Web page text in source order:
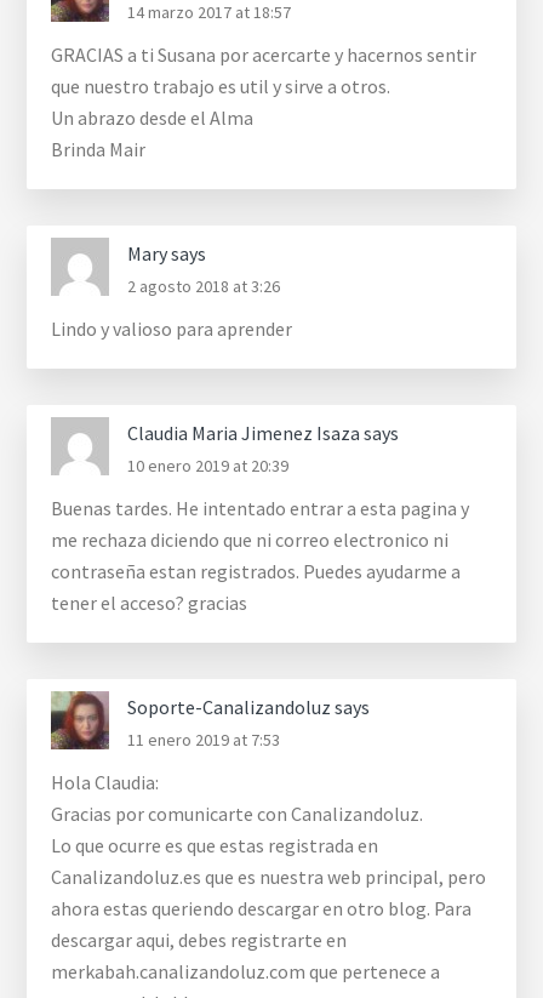
14 marzo 2017 at 18:57
GRACIAS a ti Susana por acercarte y hacernos sentir
que nuestro trabajo es util y sirve a otros.
Un abrazo desde el Alma
Brinda Mair
Marysays
2 agosto 2018 at 3:26
Lindo y valioso para aprender
Claudia Maria Jimenez Isaza says
10 enero 2019 at 20:39
Buenas tardes. He intentado entrar a esta pagina y
me rechaza diciendo que ni correo electronico ni
contraseña estan registrados. Puedes ayudarme a
tener el acceso? gracias
Soporte-Canalizandoluz says
11 enero 2019 at 7:53
Hola Claudia:
Gracias por comunicarte con Canalizandoluz.
Lo que ocurre es que estas registrada en
Canalizandoluz.es que es nuestra web principal, pero
ahora estas queriendo descargar en otro blog. Para
descargar aqui, debes registrarte en
merkabah.canalizandoluz.com que pertenece a